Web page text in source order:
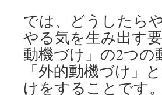
では、どうしたら
やる気を生み出す
動機づけ」の2つ
「外的動機づけ」
けをすることです